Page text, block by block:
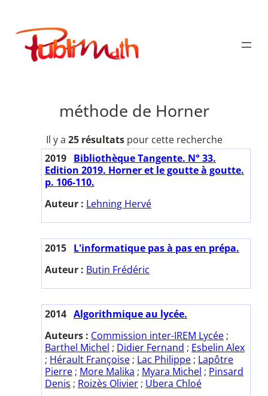
contenu
Publimath
méthode de Horner
Il y a 25 résultatspour cette recherche
2019 Bibliothèque Tangente. N° 33.
Edition 2019. Horner et le goutte à goutte.
p. 106-110.
Auteur : Lehning Hervé
2015 L'informatique pas à pas en prépa.
Auteur : Butin Frédéric
2014 Algorithmique au lycée.
Auteurs : Commission inter-IREM Lycée ;
Barthel Michel ; Didier Fernand ; Esbelin Alex
; Hérault Françoise ; Lac Philippe ; Lapôtre
Pierre ; More Malika ; Myara Michel ; Pinsard
Denis ; Roizès Olivier ; Ubera Chloé